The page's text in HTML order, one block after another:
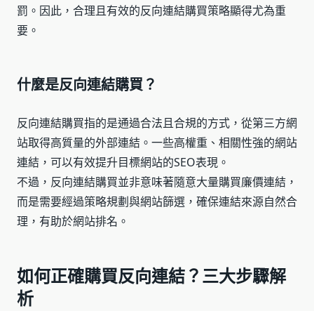
罰。因此，合理且有效的反向連結購買策略顯得尤為重
要。
什麼是反向連結購買？
反向連結購買指的是通過合法且合規的方式，從第三方網
站取得高質量的外部連結。一些高權重、相關性強的網站
連結，可以有效提升目標網站的SEO表現。
不過，反向連結購買並非意味著隨意大量購買廉價連結，
而是需要經過策略規劃與網站篩選，確保連結來源自然合
理，有助於網站排名。
如何正確購買反向連結？三大步驟解
析